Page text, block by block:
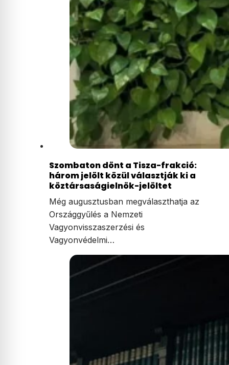
Szombaton dönt a Tisza-frakció:
három jelölt közül választják ki a
köztársaságielnök-jelöltet
Még augusztusban megválaszthatja az
Országgyűlés a Nemzeti
Vagyonvisszaszerzési és
Vagyonvédelmi…